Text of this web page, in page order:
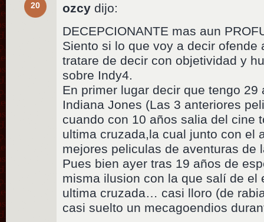
20 ozcy dijo:
DECEPCIONANTE mas aun
Siento si lo que voy a decir
tratare de decir con objetividad y
sobre Indy4.
En primer lugar decir que tengo 29
Indiana Jones (Las 3 anteriores
cuando con 10 años salia del cine
ultima cruzada,la cual junto con el
mejores peliculas de aventuras de
Pues bien ayer tras 19 años de
misma ilusion con la que salí de el
ultima cruzada… casi lloro (de
casi suelto un mecagoendios